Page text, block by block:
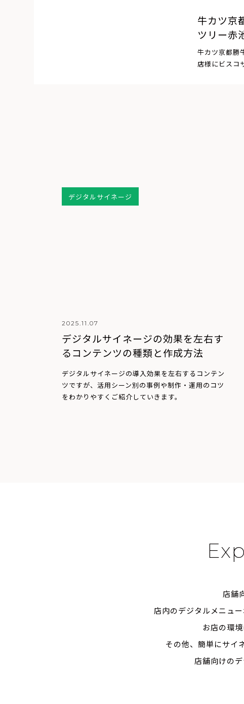
牛カツ京
ツリー赤
牛カツ京都勝
店様にビスコ
デジタルサイネージ
2025.11.07
デジタルサイネージの効果を左右す
るコンテンツの種類と作成方法
デジタルサイネージの導入効果を左右するコンテン
ツですが、活用シーン別の事例や制作・運用のコツ
をわかりやすくご紹介していきます。
Exp
店舗
店内のデジタルメニュ
お店の環
その他、簡単にサイ
店舗向けの